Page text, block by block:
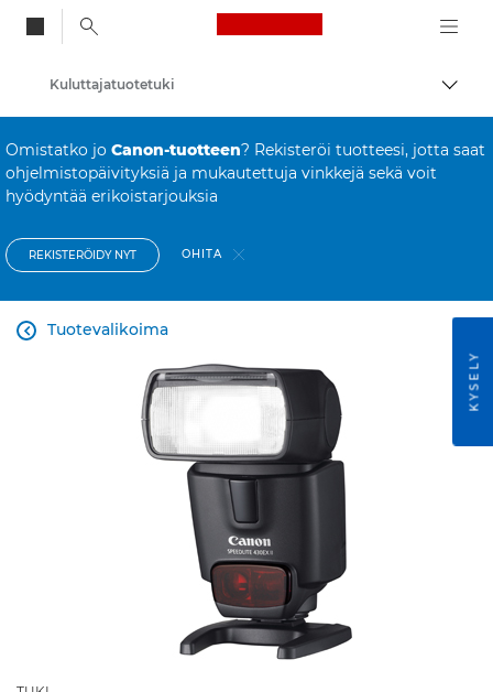
Canon Logo, back
Kuluttajatuotetuki
Omistatko jo Canon-tuotteen? Rekisteröi tuotteesi, jotta saat
ohjelmistopäivityksiä ja mukautettuja vinkkejä sekä voit
hyödyntää erikoistarjouksia
REKISTERÖIDY NYT OHITA
Tuotevalikoima

KYSELY